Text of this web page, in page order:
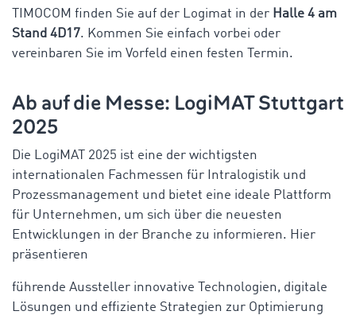
TIMOCOM finden Sie auf der Logimat in der Halle 4 am
Stand 4D17. Kommen Sie einfach vorbei oder
vereinbaren Sie im Vorfeld einen festen Termin.
Ab auf die Messe: LogiMAT Stuttgart
2025
Die LogiMAT 2025 ist eine der wichtigsten
internationalen Fachmessen für Intralogistik und
Prozessmanagement und bietet eine ideale Plattform
für Unternehmen, um sich über die neuesten
Entwicklungen in der Branche zu informieren. Hier
präsentieren
führende Aussteller innovative Technologien, digitale
Lösungen und effiziente Strategien zur Optimierung